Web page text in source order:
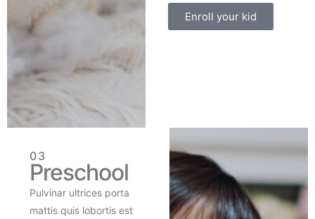
Enroll your kid
03
Preschool
Pulvinar ultrices porta
mattis quis lobortis est